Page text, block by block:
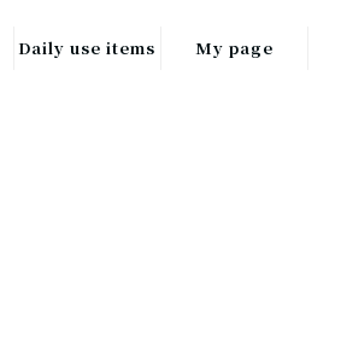
Daily use items My page